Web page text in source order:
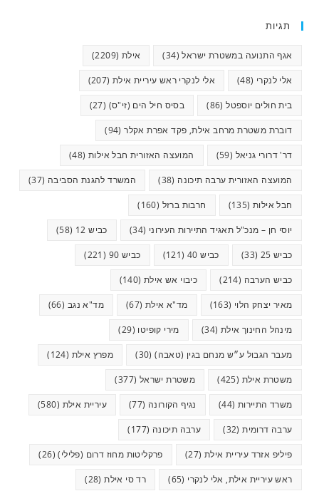
תגיות
אגף התנועה במשטרת ישראל(34) אילת (2209)
אלי לנקרי (48) אלי לנקרי ראש עיריית אילת (207)
בית חולים יוספטל(86) בסיס חיל הים (זי"ס) (27)
דוברת משטרת מרחב אילת, פקד אפרת אקלר(94)
דר' דרורי גניאל (59) המועצה האזורית חבל אילות (48)
המועצה האזורית ערבה תיכונה (38) המשרד להגנת הסביבה (37)
חבל אילות (135) חרבות ברזל (160)
יוסי חן – מנכ"ל תאגיד התיירות העירוני (34) כביש 12 (58)
כביש 25 (33) כביש 40 (121) כביש 90 (221)
כביש הערבה (214) כיבוי אש אילת (140)
מאיר יצחק הלוי (163) מד"א אילת (67) מד"א נגב (66)
מינהל החינוך אילת (34) מירי קופיטו (29)
מעבר הגבול ע״ש מנחם בגין (טאבה)(30) מפרץ אילת (124)
משטרת אילת (425) משטרת ישראל (377)
משרד התיירות (44) נגיף הקורונה (77) עיריית אילת (580)
ערבה דרומית(32) ערבה תיכונה (177)
פיליפ אזרד עיריית אילת (27) פרקליטות מחוז דרום (פלילי)(26)
ראש עיריית אילת, אלי לנקרי (65) רד סי אילת(28)